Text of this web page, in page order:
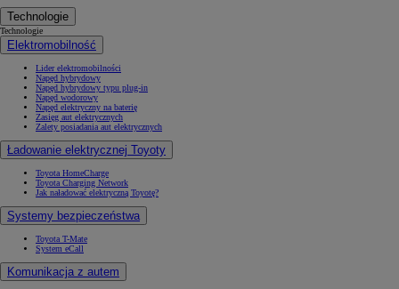
Technologie
Technologie
Elektromobilność
Lider elektromobilności
Napęd hybrydowy
Napęd hybrydowy typu plug-in
Napęd wodorowy
Napęd elektryczny na baterię
Zasięg aut elektrycznych
Zalety posiadania aut elektrycznych
Ładowanie elektrycznej Toyoty
Toyota HomeCharge
Toyota Charging Network
Jak naładować elektryczną Toyotę?
Systemy bezpieczeństwa
Toyota T-Mate
System eCall
Komunikacja z autem